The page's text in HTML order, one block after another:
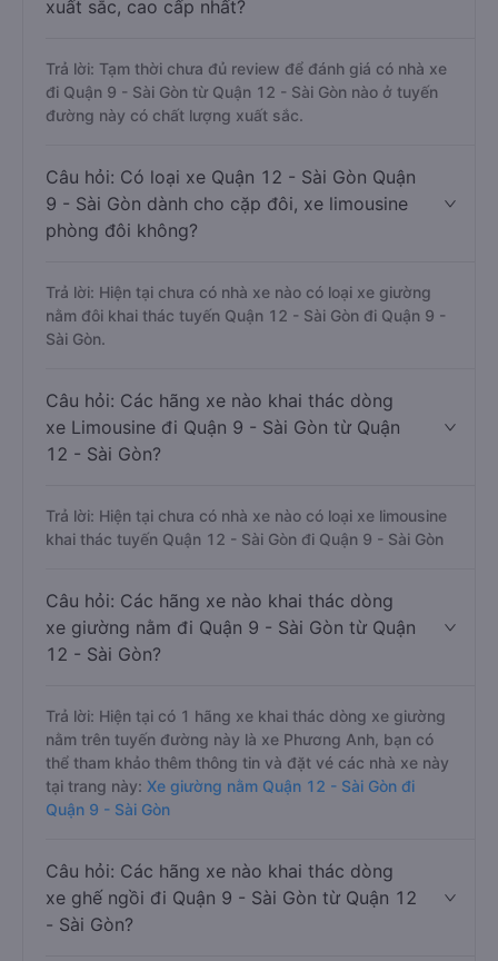
xuất sắc, cao cấp nhất?
Trả lời: Tạm thời chưa đủ review để đánh giá có nhà xe
đi Quận 9 - Sài Gòn từ Quận 12 - Sài Gòn nào ở tuyến
đường này có chất lượng xuất sắc.
Câu hỏi: Có loại xe Quận 12 - Sài Gòn Quận
9 - Sài Gòn dành cho cặp đôi, xe limousine
phòng đôi không?
Trả lời: Hiện tại chưa có nhà xe nào có loại xe giường
nằm đôi khai thác tuyến Quận 12 - Sài Gòn đi Quận 9 -
Sài Gòn.
Câu hỏi: Các hãng xe nào khai thác dòng
xe Limousine đi Quận 9 - Sài Gòn từ Quận
12 - Sài Gòn?
Trả lời: Hiện tại chưa có nhà xe nào có loại xe limousine
khai thác tuyến Quận 12 - Sài Gòn đi Quận 9 - Sài Gòn
Câu hỏi: Các hãng xe nào khai thác dòng
xe giường nằm đi Quận 9 - Sài Gòn từ Quận
12 - Sài Gòn?
Trả lời: Hiện tại có 1 hãng xe khai thác dòng xe giường
nằm trên tuyến đường này là xe Phương Anh, bạn có
thể tham khảo thêm thông tin và đặt vé các nhà xe này
tại trang này: Xe giường nằm Quận 12 - Sài Gòn đi
Quận 9 - Sài Gòn
Câu hỏi: Các hãng xe nào khai thác dòng
xe ghế ngồi đi Quận 9 - Sài Gòn từ Quận 12
- Sài Gòn?